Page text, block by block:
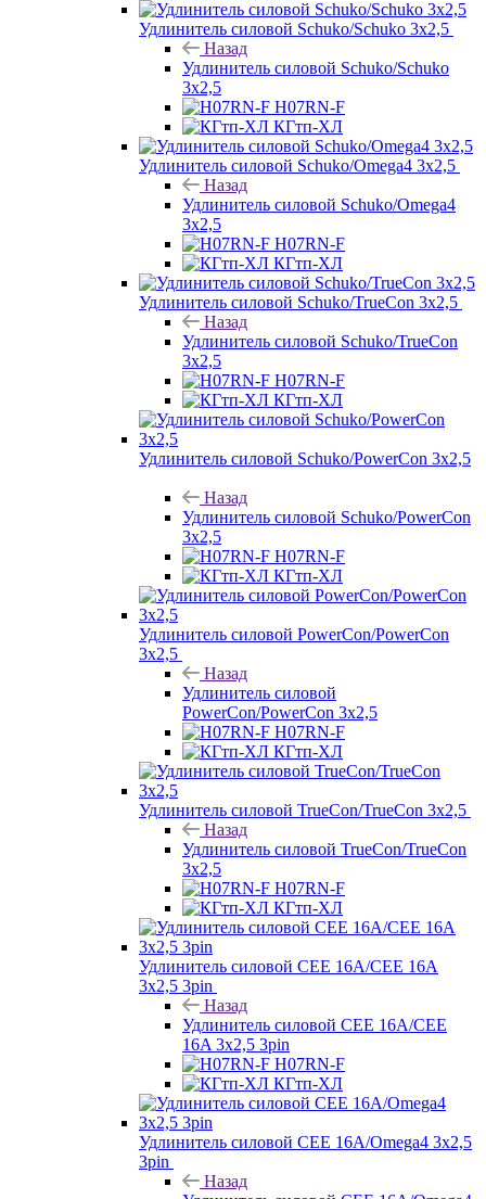
Удлинитель силовой Schuko/Schuko 3х2,5
Назад
Удлинитель силовой Schuko/Schuko
3х2,5
H07RN-F
КГтп-ХЛ
Удлинитель силовой Schuko/Omega4 3х2,5
Назад
Удлинитель силовой Schuko/Omega4
3х2,5
H07RN-F
КГтп-ХЛ
Удлинитель силовой Schuko/TrueCon 3х2,5
Назад
Удлинитель силовой Schuko/TrueCon
3х2,5
H07RN-F
КГтп-ХЛ
Удлинитель силовой Schuko/PowerCon 3х2,5
Назад
Удлинитель силовой Schuko/PowerCon
3х2,5
H07RN-F
КГтп-ХЛ
Удлинитель силовой PowerCon/PowerCon
3х2,5
Назад
Удлинитель силовой
PowerCon/PowerCon 3х2,5
H07RN-F
КГтп-ХЛ
Удлинитель силовой TrueCon/TrueCon 3х2,5
Назад
Удлинитель силовой TrueCon/TrueCon
3х2,5
H07RN-F
КГтп-ХЛ
Удлинитель силовой CEE 16A/CEE 16A
3х2,5 3pin
Назад
Удлинитель силовой CEE 16A/CEE
16A 3х2,5 3pin
H07RN-F
КГтп-ХЛ
Удлинитель силовой CEE 16A/Omega4 3х2,5
3pin
Назад